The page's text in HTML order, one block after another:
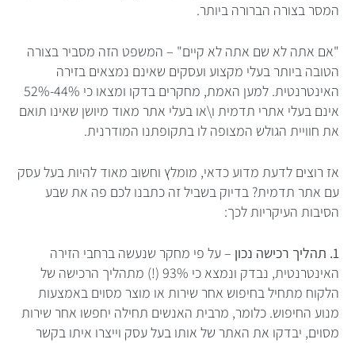
המסר בצורה הברורה ביותר.
"אם אתה לא שם אתה לא קיים" – המשפט הזה מסביר בצורה
הטובה ביותר בעלי מקצוע ועסקים שאינם נמצאים בזירה
האינטרנטית. למען האמת, מחקרים בדקו ומצאו כי 44%-52%
אינם בעלי אתרי תדמית ו\או בעלי אתר מאוד מיושן שאינו תואם
את חוויית הגולש המצופה לו בתקופתנו המודרנית.
אז רוצים לדעת מדוע כדאי, מומלץ וחשוב מאוד להיות בעל עסק
עם אתר תדמית? בדיוק בשביל זה כתבנו לכם פה את שבע
הסיבות העיקריות לכך:
1. תהליך רכישה נכון – על פי מחקר שנעשה ברחבי הזירה
האינטרנטית, נבדק ונמצא כי 93% (!) מתהליך הרכישה של
הלקוח מתחיל בחיפוש אחר שירות או מוצר מסוים באמצעות
מנוע החיפוש. כלומר, מרבית האנשים תחילה יחפשו אחר שירות
מסוים, יבדקו את האתר של אותו בעל עסק וייצרו איתו בקשר